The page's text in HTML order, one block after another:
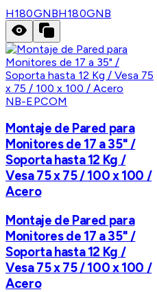
H180GNBH180GNB
NB-EPCOM
Montaje de Pared para
Monitores de 17 a 35" /
Soporta hasta 12 Kg /
Vesa 75 x 75 / 100 x 100 /
Acero
Montaje de Pared para
Monitores de 17 a 35" /
Soporta hasta 12 Kg /
Vesa 75 x 75 / 100 x 100 /
Acero